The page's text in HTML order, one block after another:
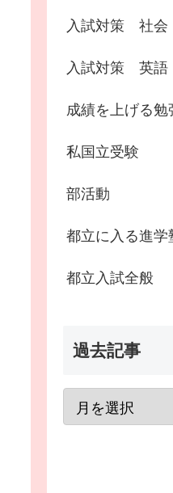
入試対策 社会
入試対策 英語
成績を上げる勉
私国立受験
部活動
都立に入る進学
都立入試全般
過去記事